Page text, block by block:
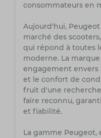
consommateurs en
Aujourd'hui,
marché des
qui répond à toutes
moderne. La
engagement
et le confort de
fruit d'une
faire reconnu,
et fiabilité.
La gamme